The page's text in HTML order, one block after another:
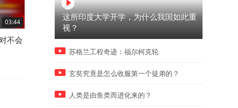
03:44
不会
03:49
人到60有三地不能去 家庭幸福的真相
这所印度大学开学，为什么我国如此重
视？
苏格兰工程奇迹：福尔柯克轮
玄奘究竟是怎么收服第一个徒弟的？
人类是由鱼类而进化来的？